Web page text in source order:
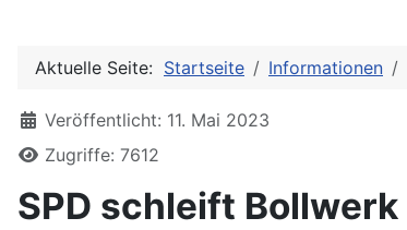
Aktuelle Seite: Startseite Informationen
Details
Veröffentlicht: 11. Mai 2023
Zugriffe: 7612
SPD schleift